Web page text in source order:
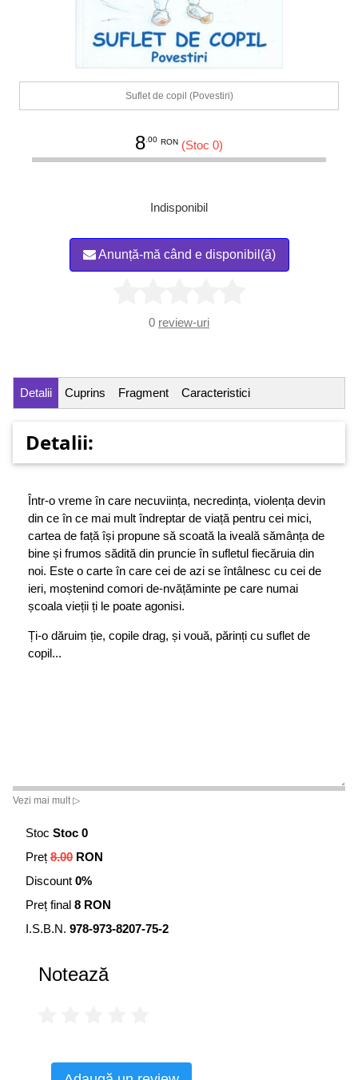
Suflet de copil (Povestiri)
8.00 RON (Stoc 0)
Indisponibil
Anunță-mă când e disponibil(ă)
0 review-uri
Detalii Cuprins Fragment Caracteristici
Detalii:
Într-o vreme în care necuviința, necredința, violența devin
din ce în ce mai mult îndreptar de viață pentru cei mici,
cartea de față își propune să scoată la iveală sămânța de
bine și frumos sădită din pruncie în sufletul fiecăruia din
noi. Este o carte în care cei de azi se întâlnesc cu cei de
ieri, moștenind comori de-nvățăminte pe care numai
școala vieții ți le poate agonisi.
Ți-o dăruim ție, copile drag, și vouă, părinți cu suflet de
copil...
Vezi mai mult ▷
Stoc Stoc 0
Preț 8.00 RON
Discount 0%
Preț final 8 RON
I.S.B.N. 978-973-8207-75-2
Notează